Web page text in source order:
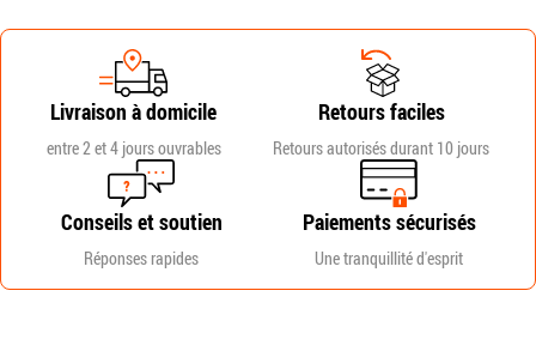
Livraison à domicile
entre 2 et 4 jours ouvrables
Retours faciles
Retours autorisés durant 10 jours
Conseils et soutien
Réponses rapides
Paiements sécurisés
Une tranquillité d'esprit